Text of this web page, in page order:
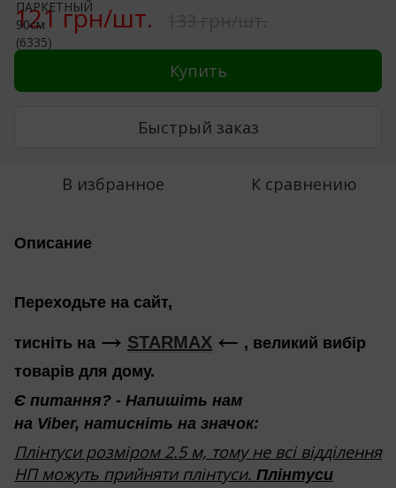
121 грн/шт.
Купить
Быстрый заказ
В избранное К сравнению
Описание
Переходьте на сайт,
тисніть на → STARMAX ← , великий вибір
товарів для дому.
Є питання? - Напишіть нам
на Viber, натисніть на значок:
Плінтуси розміром 2.5 м, тому не всі відділення
НП можуть прийняти плінтуси. Плінтуси